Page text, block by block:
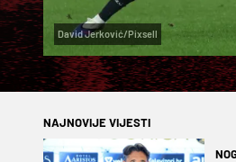
David Jerković/Pixsell
NAJNOVIJE VIJESTI